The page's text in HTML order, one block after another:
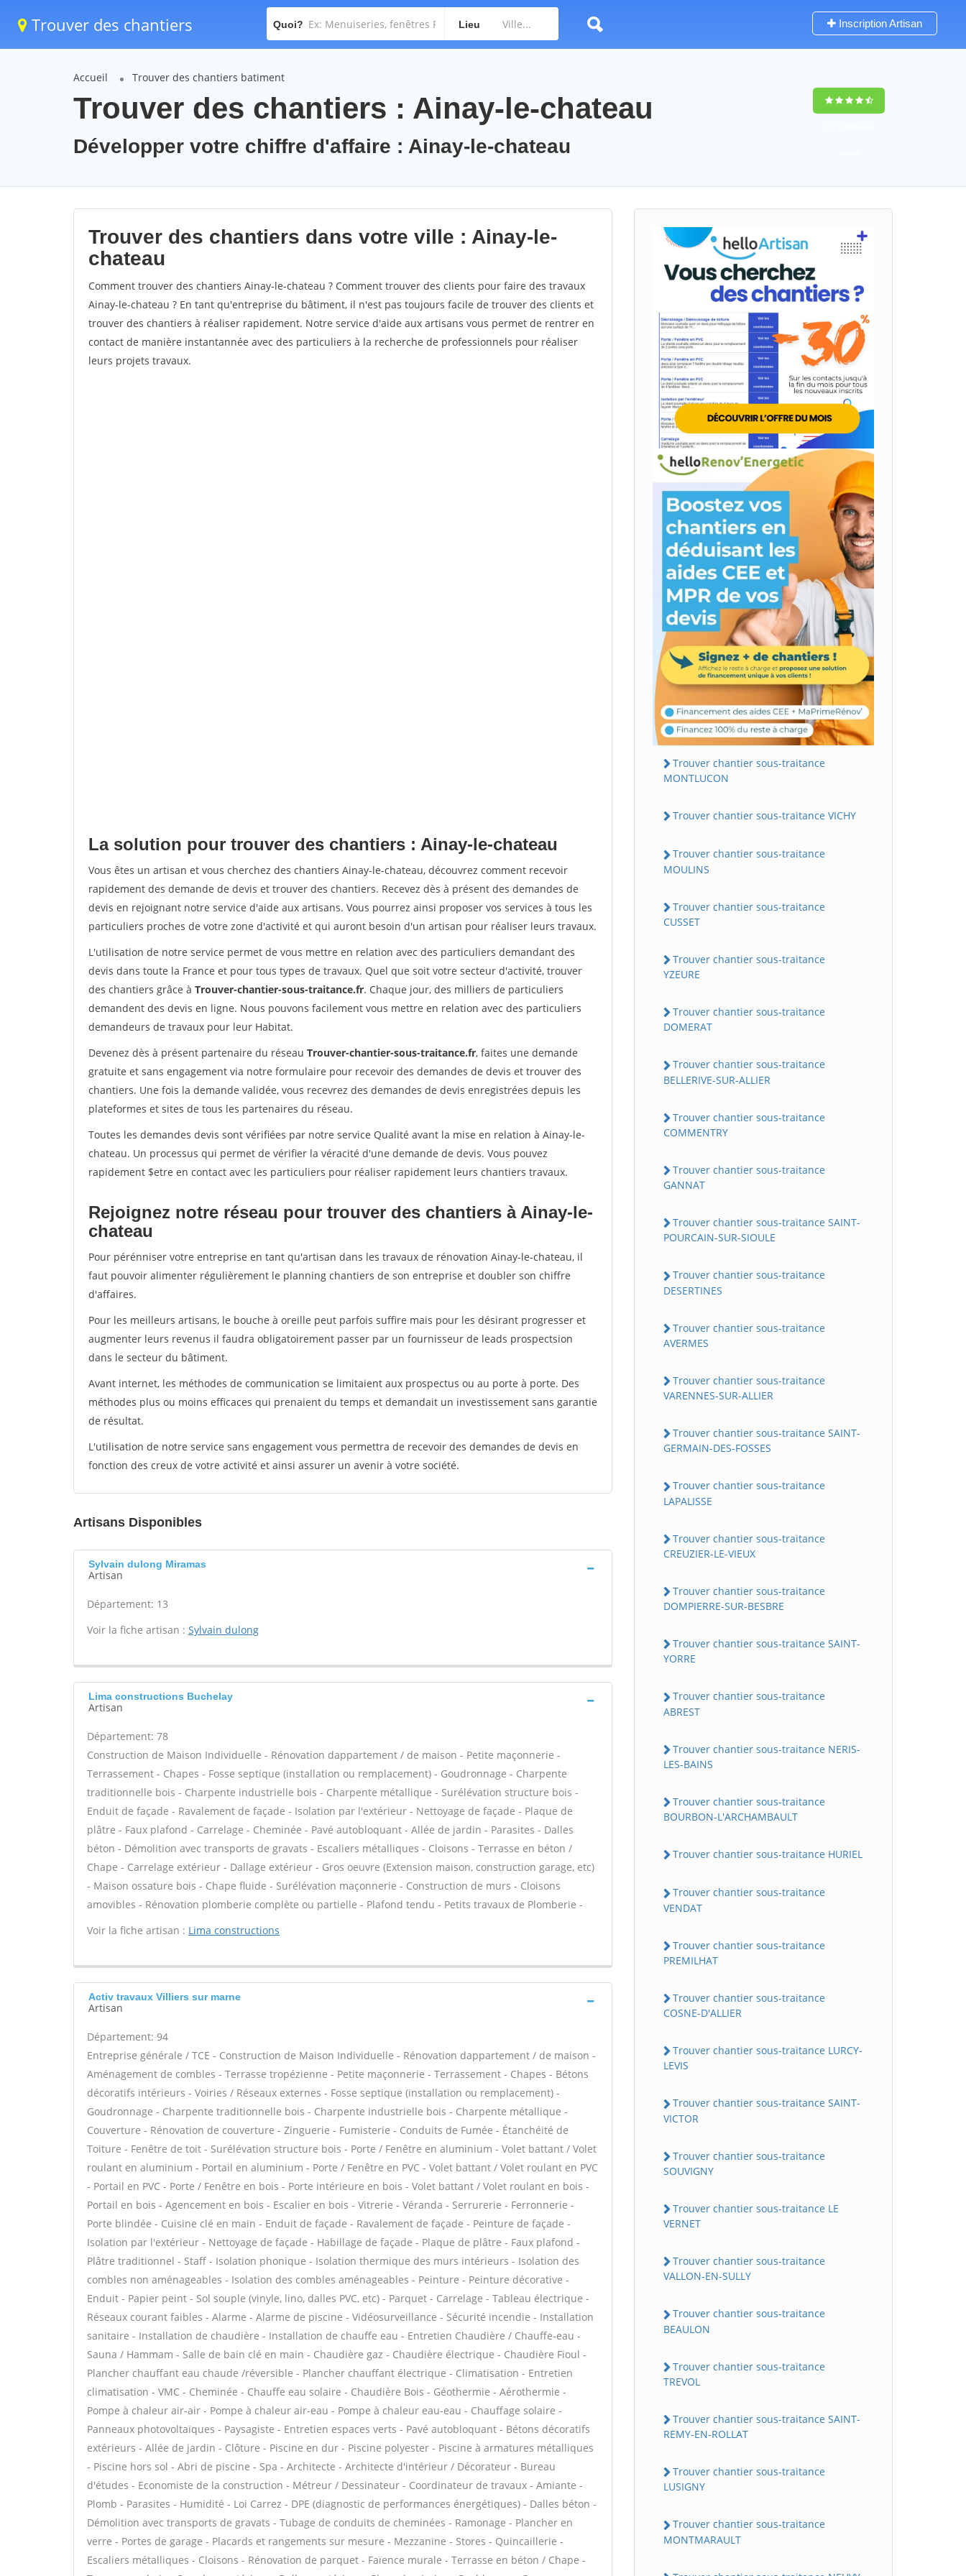
Trouver des chantiers Quoi? Lieu Inscription Artisan
Accueil Trouver des chantiers batiment
Trouver des chantiers : Ainay-le-chateau
Développer votre chiffre d'affaire : Ainay-le-chateau
Trouver des chantiers dans votre ville : Ainay-le-
chateau
Comment trouver des chantiers Ainay-le-chateau ? Comment trouver des clients pour faire des travaux
Ainay-le-chateau ? En tant qu'entreprise du bâtiment, il n'est pas toujours facile de trouver des clients et
trouver des chantiers à réaliser rapidement. Notre service d'aide aux artisans vous permet de rentrer en
contact de manière instantannée avec des particuliers à la recherche de professionnels pour réaliser
leurs projets travaux.
La solution pour trouver des chantiers : Ainay-le-chateau
Vous êtes un artisan et vous cherchez des chantiers Ainay-le-chateau, découvrez comment recevoir
rapidement des demande de devis et trouver des chantiers. Recevez dès à présent des demandes de
devis en rejoignant notre service d'aide aux artisans. Vous pourrez ainsi proposer vos services à tous les
particuliers proches de votre zone d'activité et qui auront besoin d'un artisan pour réaliser leurs travaux.
L'utilisation de notre service permet de vous mettre en relation avec des particuliers demandant des
devis dans toute la France et pour tous types de travaux. Quel que soit votre secteur d'activité, trouver
des chantiers grâce à Trouver-chantier-sous-traitance.fr. Chaque jour, des milliers de particuliers
demandent des devis en ligne. Nous pouvons facilement vous mettre en relation avec des particuliers
demandeurs de travaux pour leur Habitat.
Devenez dès à présent partenaire du réseau Trouver-chantier-sous-traitance.fr, faites une demande
gratuite et sans engagement via notre formulaire pour recevoir des demandes de devis et trouver des
chantiers. Une fois la demande validée, vous recevrez des demandes de devis enregistrées depuis les
plateformes et sites de tous les partenaires du réseau.
Toutes les demandes devis sont vérifiées par notre service Qualité avant la mise en relation à Ainay-le-
chateau. Un processus qui permet de vérifier la véracité d'une demande de devis. Vous pouvez
rapidement $etre en contact avec les particuliers pour réaliser rapidement leurs chantiers travaux.
Rejoignez notre réseau pour trouver des chantiers à Ainay-le-
chateau
Pour pérénniser votre entreprise en tant qu'artisan dans les travaux de rénovation Ainay-le-chateau, il
faut pouvoir alimenter régulièrement le planning chantiers de son entreprise et doubler son chiffre
d'affaires.
Pour les meilleurs artisans, le bouche à oreille peut parfois suffire mais pour les désirant progresser et
augmenter leurs revenus il faudra obligatoirement passer par un fournisseur de leads prospectsion
dans le secteur du bâtiment.
Avant internet, les méthodes de communication se limitaient aux prospectus ou au porte à porte. Des
méthodes plus ou moins efficaces qui prenaient du temps et demandait un investissement sans garantie
de résultat.
L'utilisation de notre service sans engagement vous permettra de recevoir des demandes de devis en
fonction des creux de votre activité et ainsi assurer un avenir à votre société.
Artisans Disponibles
Sylvain dulong Miramas
Artisan
Département: 13
Voir la fiche artisan : Sylvain dulong
Lima constructions Buchelay
Artisan
Département: 78
Construction de Maison Individuelle - Rénovation dappartement / de maison - Petite maçonnerie -
Terrassement - Chapes - Fosse septique (installation ou remplacement) - Goudronnage - Charpente
traditionnelle bois - Charpente industrielle bois - Charpente métallique - Surélévation structure bois -
Enduit de façade - Ravalement de façade - Isolation par l'extérieur - Nettoyage de façade - Plaque de
plâtre - Faux plafond - Carrelage - Cheminée - Pavé autobloquant - Allée de jardin - Parasites - Dalles
béton - Démolition avec transports de gravats - Escaliers métalliques - Cloisons - Terrasse en béton /
Chape - Carrelage extérieur - Dallage extérieur - Gros oeuvre (Extension maison, construction garage, etc)
- Maison ossature bois - Chape fluide - Surélévation maçonnerie - Construction de murs - Cloisons
amovibles - Rénovation plomberie complète ou partielle - Plafond tendu - Petits travaux de Plomberie -
Voir la fiche artisan : Lima constructions
Activ travaux Villiers sur marne
Artisan
Département: 94
Entreprise générale / TCE - Construction de Maison Individuelle - Rénovation dappartement / de maison -
Aménagement de combles - Terrasse tropézienne - Petite maçonnerie - Terrassement - Chapes - Bétons
décoratifs intérieurs - Voiries / Réseaux externes - Fosse septique (installation ou remplacement) -
Goudronnage - Charpente traditionnelle bois - Charpente industrielle bois - Charpente métallique -
Couverture - Rénovation de couverture - Zinguerie - Fumisterie - Conduits de Fumée - Étanchéité de
Toiture - Fenêtre de toit - Surélévation structure bois - Porte / Fenêtre en aluminium - Volet battant / Volet
roulant en aluminium - Portail en aluminium - Porte / Fenêtre en PVC - Volet battant / Volet roulant en PVC
- Portail en PVC - Porte / Fenêtre en bois - Porte intérieure en bois - Volet battant / Volet roulant en bois -
Portail en bois - Agencement en bois - Escalier en bois - Vitrerie - Véranda - Serrurerie - Ferronnerie -
Porte blindée - Cuisine clé en main - Enduit de façade - Ravalement de façade - Peinture de façade -
Isolation par l'extérieur - Nettoyage de façade - Habillage de façade - Plaque de plâtre - Faux plafond -
Plâtre traditionnel - Staff - Isolation phonique - Isolation thermique des murs intérieurs - Isolation des
combles non aménageables - Isolation des combles aménageables - Peinture - Peinture décorative -
Enduit - Papier peint - Sol souple (vinyle, lino, dalles PVC, etc) - Parquet - Carrelage - Tableau électrique -
Réseaux courant faibles - Alarme - Alarme de piscine - Vidéosurveillance - Sécurité incendie - Installation
sanitaire - Installation de chaudière - Installation de chauffe eau - Entretien Chaudière / Chauffe-eau -
Sauna / Hammam - Salle de bain clé en main - Chaudière gaz - Chaudière électrique - Chaudière Fioul -
Plancher chauffant eau chaude /réversible - Plancher chauffant électrique - Climatisation - Entretien
climatisation - VMC - Cheminée - Chauffe eau solaire - Chaudière Bois - Géothermie - Aérothermie -
Pompe à chaleur air-air - Pompe à chaleur air-eau - Pompe à chaleur eau-eau - Chauffage solaire -
Panneaux photovoltaïques - Paysagiste - Entretien espaces verts - Pavé autobloquant - Bétons décoratifs
extérieurs - Allée de jardin - Clôture - Piscine en dur - Piscine polyester - Piscine à armatures métalliques
- Piscine hors sol - Abri de piscine - Spa - Architecte - Architecte d'intérieur / Décorateur - Bureau
d'études - Economiste de la construction - Métreur / Dessinateur - Coordinateur de travaux - Amiante -
Plomb - Parasites - Humidité - Loi Carrez - DPE (diagnostic de performances énergétiques) - Dalles béton -
Démolition avec transports de gravats - Tubage de conduits de cheminées - Ramonage - Plancher en
verre - Portes de garage - Placards et rangements sur mesure - Mezzanine - Stores - Quincaillerie -
Escaliers métalliques - Cloisons - Rénovation de parquet - Faïence murale - Terrasse en béton / Chape -
Trouver chantier sous-traitance
MONTLUCON
Trouver chantier sous-traitance VICHY
Trouver chantier sous-traitance
MOULINS
Trouver chantier sous-traitance
CUSSET
Trouver chantier sous-traitance
YZEURE
Trouver chantier sous-traitance
DOMERAT
Trouver chantier sous-traitance
BELLERIVE-SUR-ALLIER
Trouver chantier sous-traitance
COMMENTRY
Trouver chantier sous-traitance
GANNAT
Trouver chantier sous-traitance SAINT-
POURCAIN-SUR-SIOULE
Trouver chantier sous-traitance
DESERTINES
Trouver chantier sous-traitance
AVERMES
Trouver chantier sous-traitance
VARENNES-SUR-ALLIER
Trouver chantier sous-traitance SAINT-
GERMAIN-DES-FOSSES
Trouver chantier sous-traitance
LAPALISSE
Trouver chantier sous-traitance
CREUZIER-LE-VIEUX
Trouver chantier sous-traitance
DOMPIERRE-SUR-BESBRE
Trouver chantier sous-traitance SAINT-
YORRE
Trouver chantier sous-traitance
ABREST
Trouver chantier sous-traitance NERIS-
LES-BAINS
Trouver chantier sous-traitance
BOURBON-L'ARCHAMBAULT
Trouver chantier sous-traitance HURIEL
Trouver chantier sous-traitance
VENDAT
Trouver chantier sous-traitance
PREMILHAT
Trouver chantier sous-traitance
COSNE-D'ALLIER
Trouver chantier sous-traitance LURCY-
LEVIS
Trouver chantier sous-traitance SAINT-
VICTOR
Trouver chantier sous-traitance
SOUVIGNY
Trouver chantier sous-traitance LE
VERNET
Trouver chantier sous-traitance
VALLON-EN-SULLY
Trouver chantier sous-traitance
BEAULON
Trouver chantier sous-traitance
TREVOL
Trouver chantier sous-traitance SAINT-
REMY-EN-ROLLAT
Trouver chantier sous-traitance
LUSIGNY
Trouver chantier sous-traitance
MONTMARAULT